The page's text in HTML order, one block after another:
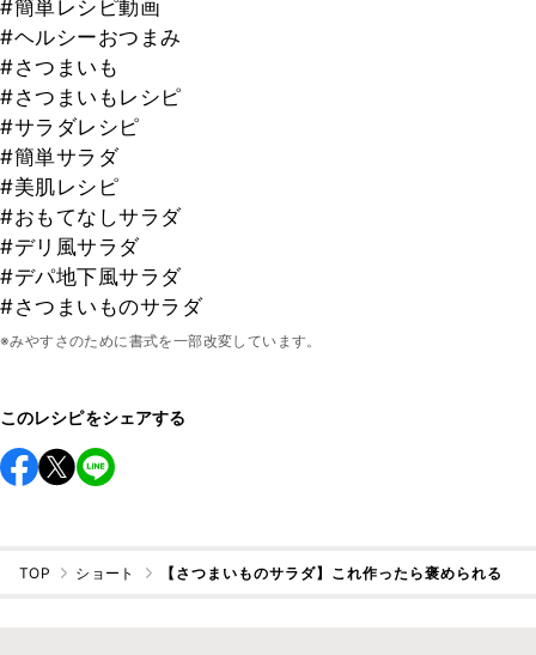
#簡単レシピ動画
#ヘルシーおつまみ
#さつまいも
#さつまいもレシピ
#サラダレシピ
#簡単サラダ
#美肌レシピ
#おもてなしサラダ
#デリ風サラダ
#デパ地下風サラダ
#さつまいものサラダ
※みやすさのために書式を一部改変しています。
このレシピをシェアする
TOP ショート 【さつまいものサラダ】これ作ったら褒められる